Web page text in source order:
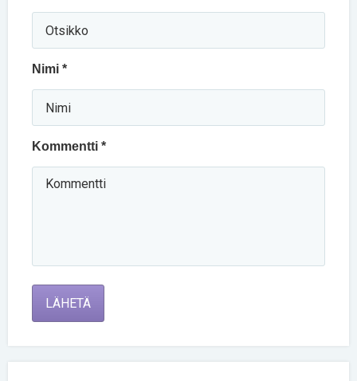
Nimi *
Kommentti *
LÄHETÄ